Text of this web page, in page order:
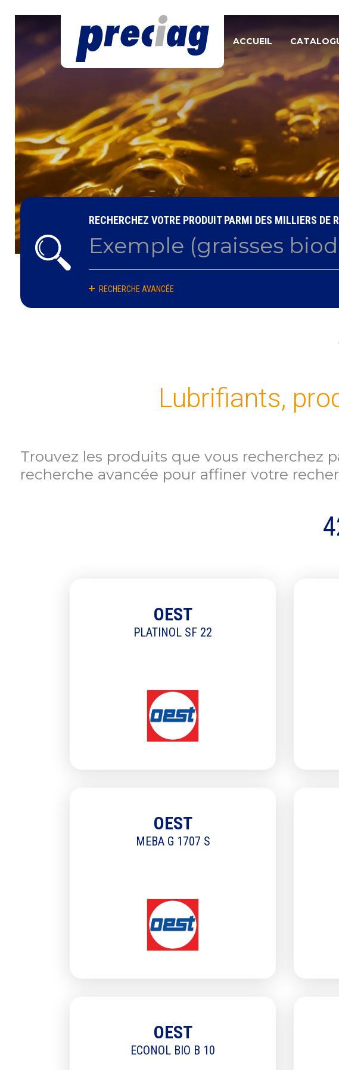
ACCUEIL
RECHERCHEZ VOTRE PRODUIT PARMI DES MILLIERS DE
RECHERCHE AVANCÉE
Lubrifiants,
Trouvez les produits que vous recherchez
recherche avancée pour affiner votre
OEST
PLATINOL SF 22
OEST
MEBA G 1707 S
OEST
ECONOL BIO B 10